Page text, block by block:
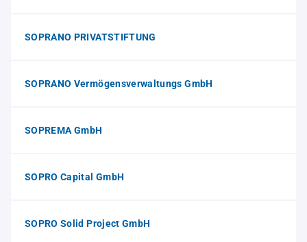
SOPRANO PRIVATSTIFTUNG
SOPRANO Vermögensverwaltungs GmbH
SOPREMA GmbH
SOPRO Capital GmbH
SOPRO Solid Project GmbH